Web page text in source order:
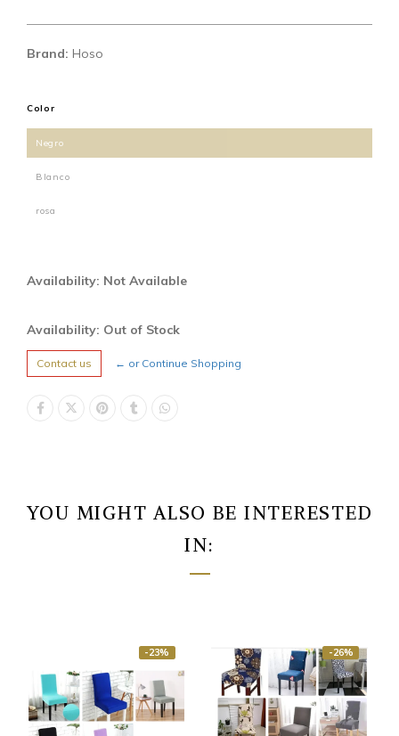
Brand: Hoso
Color
Negro
Blanco
rosa
Availability: Not Available
Availability: Out of Stock
Contact us ← or Continue Shopping
YOU MIGHT ALSO BE INTERESTED
IN:
-23% -26%